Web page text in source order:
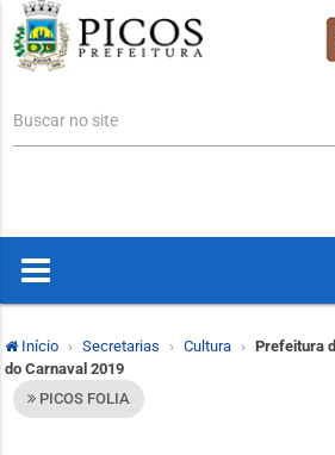
Buscar no site
Início Secretarias Cultura
Prefeitura
do Carnaval 2019
PICOS FOLIA